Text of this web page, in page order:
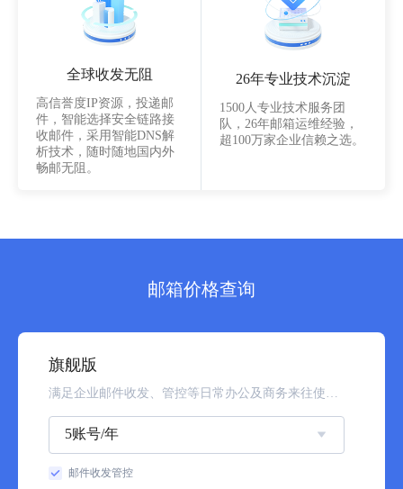
全球收发无阻
高信誉度IP资源，投递邮
件，智能选择安全链路接
收邮件，采用智能DNS解
析技术，随时随地国内外
畅邮无阻。
26年专业技术沉淀
1500人专业技术服务团
队，26年邮箱运维经验，
超100万家企业信赖之选。
邮箱价格查询
旗舰版
满足企业邮件收发、管控等日常办公及商务来往使用需求
5账号/年
邮件收发管控